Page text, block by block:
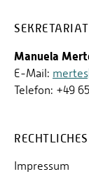
SEKRETARIAT
Manuela
E-Mail:
Telefon: +49
RECHTLICHES
Impressum